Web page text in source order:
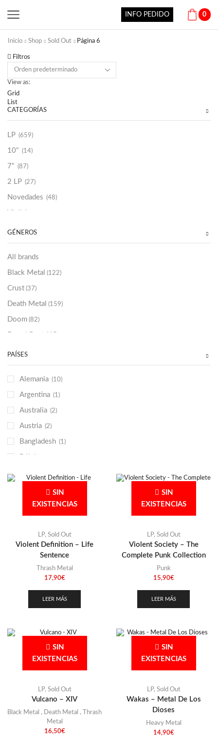
INFO PEDIDO 0
Inicio Shop Sold Out Página 6
Filtros
View as:
Grid
List
CATEGORÍAS
LP (659)
10" (14)
7" (87)
2 LP (27)
Novedades (48)
Vinilako
Sold Out
GÉNEROS
All brands
Black Metal (122)
Crust (37)
Death Metal (159)
Doom (82)
Emo / Post-HC
Grindcore
Hard Rock (48)
Hardcore (153)
Heavy Metal (91)
Otros (38)
Prog (25)
Punk (146)
Stoner (22)
Thrash Metal (108)
PAÍSES
Alemania (10)
Argentina (1)
Australia (2)
Austria (2)
Bangladesh (1)
(3)
Bulgaria (1)
Colombia (4)
(2)
Eslovaquia (1)
Eslovenia (2)
(60)
Francia (7)
(1)
Grecia (8)
Holanda (3)
SIN
EXISTENCIAS
LP, Sold Out
Violent Definition – Life
Sentence
Thrash Metal
17,90€
LEER MÁS
SIN
EXISTENCIAS
LP, Sold Out
Violent Society – The
Complete Punk Collection
Punk
15,90€
LEER MÁS
SIN
EXISTENCIAS
LP, Sold Out
Vulcano – XIV
Black Metal , Death Metal ,
Thrash
Metal
16,50€
SIN
EXISTENCIAS
LP, Sold Out
Wakas – Metal De Los
Dioses
Heavy Metal
14,90€